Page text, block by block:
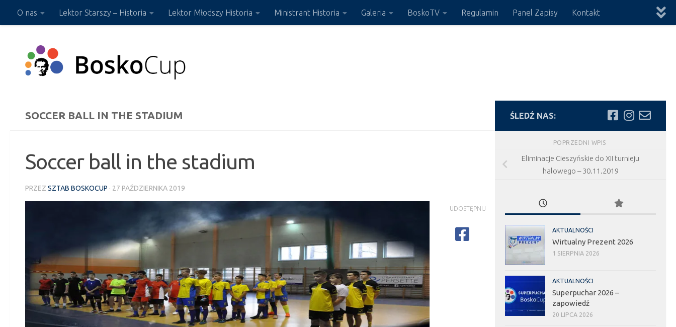
Przejdź do treści
O nas Lektor Starszy – Historia Lektor Młodszy Historia Ministrant Historia Galeria BoskoTV Regulamin Panel Zapisy Kontakt
SOCCER BALL IN THE STADIUM
Soccer ball in the stadium
PRZEZ SZTAB BOSKOCUP · 27 PAŹDZIERNIKA 2019
UDOSTĘPNIJ
ŚLEDŹ NAS:
POPRZEDNI WPIS
Eliminacje Cieszyńskie do XII turnieju
halowego – 30.11.2019
AKTUALNOŚCI
Wirtualny Prezent 2026
1 SIERPNIA 2026
AKTUALNOŚCI
Superpuchar 2026 –
zapowiedź
20 LIPCA 2026